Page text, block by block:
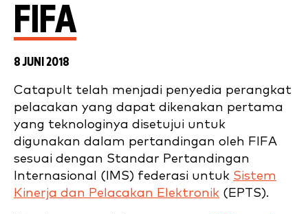
FIFA
8 JUNI 2018
Catapult telah menjadi penyedia perangkat
pelacakan yang dapat dikenakan pertama
yang teknologinya disetujui untuk
digunakan dalam pertandingan oleh FIFA
sesuai dengan Standar Pertandingan
Internasional (IMS) federasi untuk Sistem
Kinerja dan Pelacakan Elektronik (EPTS).